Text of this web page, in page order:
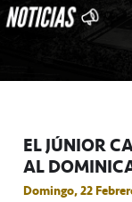
EL JÚNIOR
AL
Domingo, 22